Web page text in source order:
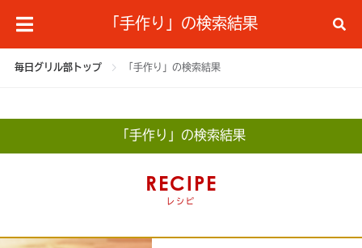
「手作り」の検索結果
毎日グリル部トップ 「手作り」の検索結果
「手作り」の検索結果
RECIPE
レシピ